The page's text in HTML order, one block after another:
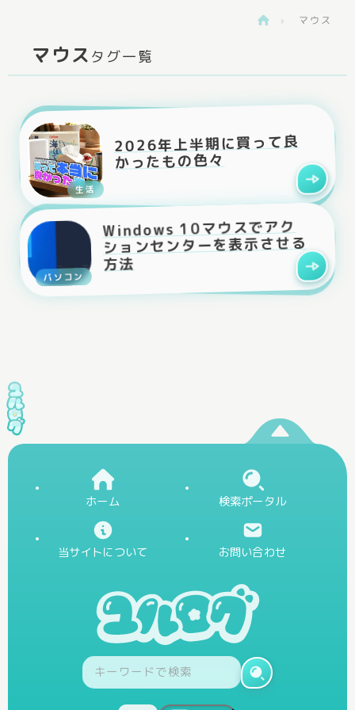
マウス
マウス タグ一覧
2026年上半期に買って良
かったもの色々
生活
Windows 10マウスでアク
ションセンターを表示させる
方法
パソコン
ホーム 検索ポータル
当サイトについて お問い合わせ